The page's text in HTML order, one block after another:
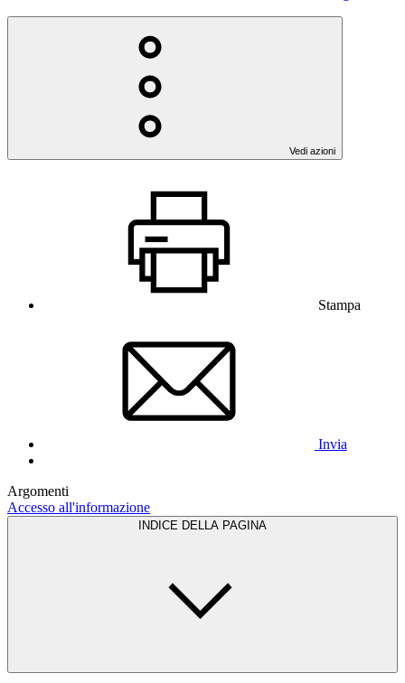
Vedi azioni
Stampa
Invia
Argomenti
Accesso all'informazione
INDICE DELLA PAGINA